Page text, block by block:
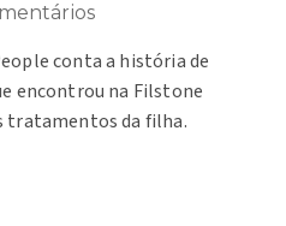
conta a história de
encontrou na Filstone
tratamentos da filha.